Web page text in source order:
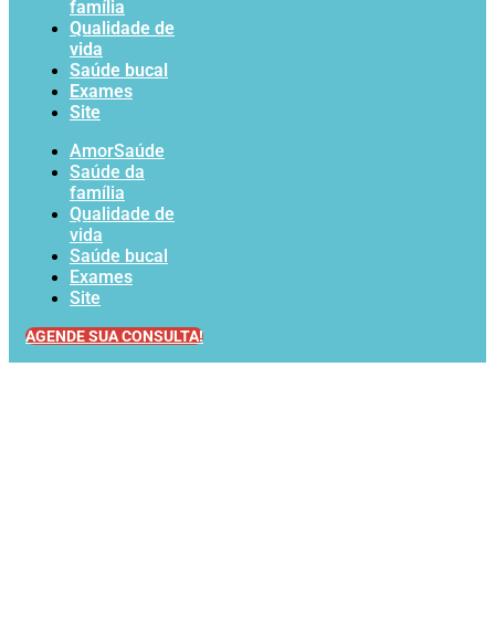
família
Qualidade de
vida
Saúde bucal
Exames
Site
AmorSaúde
Saúde da
família
Qualidade de
vida
Saúde bucal
Exames
Site
AGENDE SUA CONSULTA!